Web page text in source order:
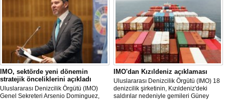
IMO, sektörde yeni dönemin
stratejik önceliklerini açıkladı
Uluslararası Denizcilik Örgütü (IMO)
Genel Sekreteri Arsenio Dominguez,
IMO'dan Kızıldeniz açıklaması
Uluslararası Denizcilik Örgütü (IMO) 18
denizcilik şirketinin, Kızıldeniz'deki
saldırılar nedeniyle gemileri Güney